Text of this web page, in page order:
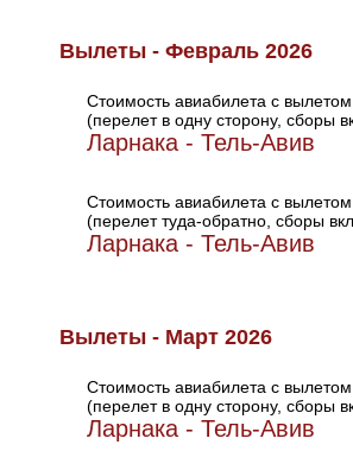
Вылеты - Февраль 2026
Стоимость авиабилета с
(перелет в одну сторону, сборы
Ларнака - Тель-Авив
Стоимость авиабилета с
(перелет туда-обратно, сборы
Ларнака - Тель-Авив
Вылеты - Март 2026
Стоимость авиабилета с
(перелет в одну сторону, сборы
Ларнака - Тель-Авив